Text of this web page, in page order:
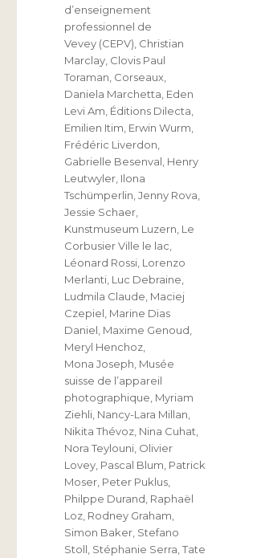
d’enseignement
professionnel de
Vevey (CEPV) Christian
Marclay Clovis Paul
Toraman Corseaux
Daniela Marchetta Eden
Levi Am Éditions Dilecta
Emilien Itim Erwin Wurm
Frédéric Liverdon
Gabrielle Besenval Henry
Leutwyler Ilona
Tschümperlin ,Jenny Rova
Jessie Schaer
Kunstmuseum Luzern Le
Corbusier Ville le lac
Léonard Rossi Lorenzo
Merlanti Luc Debraine
Ludmila Claude Maciej
Czepiel Marine Dias
Daniel Maxime Genoud
Meryl Henchoz
Mona Joseph Musée
suisse de l’appareil
photographique Myriam
Ziehli Nancy-Lara Millan
Nikita Thévoz Nina Cuhat
Nora Teylouni Olivier
Lovey Pascal Blum Patrick
Moser Peter Puklus
Philppe Durand Raphaël
Loz Rodney Graham
Simon Baker Stefano
Stoll Stéphanie Serra ,Tate